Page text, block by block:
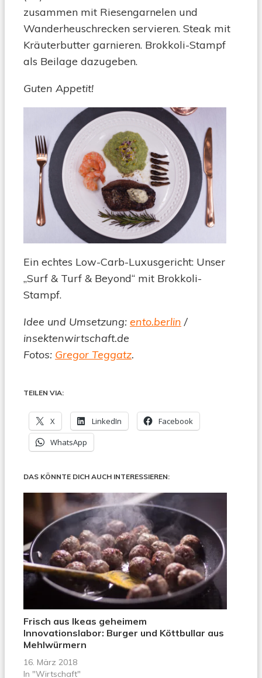
zusammen mit Riesengarnelen und
Wanderheuschrecken servieren. Steak mit
Kräuterbutter garnieren. Brokkoli-Stampf
als Beilage dazugeben.
Guten Appetit!
Ein echtes Low-Carb-Luxusgericht: Unser
„Surf & Turf & Beyond“ mit Brokkoli-
Stampf.
Idee und Umsetzung: ento.berlin /
insektenwirtschaft.de
Fotos: Gregor Teggatz.
TEILEN VIA:
X LinkedIn
Facebook
WhatsApp
DAS KÖNNTE DICH AUCH INTERESSIEREN:
Frisch aus Ikeas geheimem
Innovationslabor: Burger und Köttbullar aus
Mehlwürmern
16. März 2018
In "Wirtschaft"